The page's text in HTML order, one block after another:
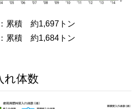
累積 約1,697トン
累積 約1,684トン
れ体数